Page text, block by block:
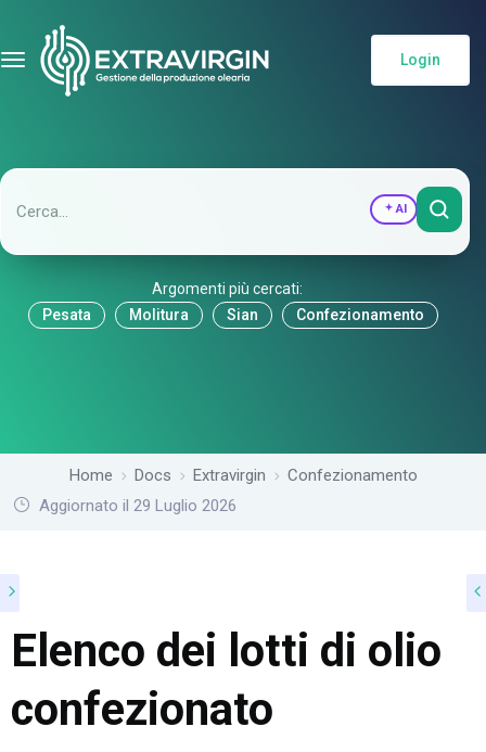
Login
AI
Argomenti più cercati:
Pesata
Molitura Sian Confezionamento
Home Docs Extravirgin
Confezionamento
Aggiornato il 29 Luglio 2026
Elenco dei lotti di olio
confezionato